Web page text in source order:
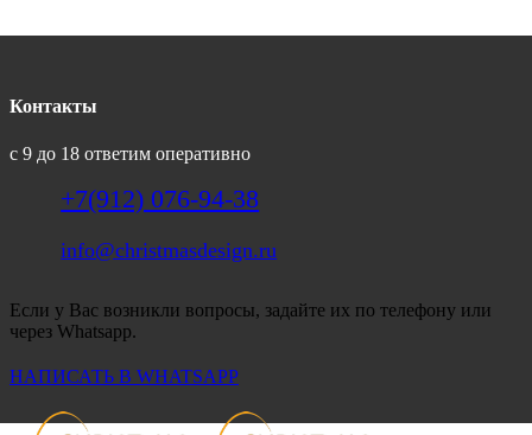
Контакты
с 9 до 18 ответим оперативно
+7(912) 076-94-38
info@christmasdesign.ru
Если у Вас возникли вопросы, задайте их по телефону или
через Whatsapp.
НАПИСАТЬ В WHATSAPP